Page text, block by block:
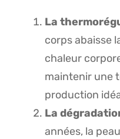
La
corps abaisse
chaleur
maintenir une
production
La
années, la